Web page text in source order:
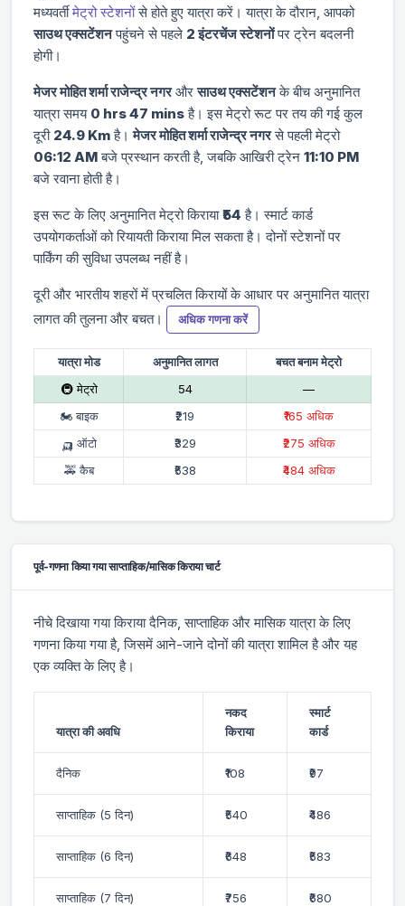
मध्यवर्तीमेट्रो स्टेशनोंसे होते हुए यात्रा करें। यात्रा के दौरान, आपको
साउथ एक्सटेंशनपहुंचने से पहले 2 इंटरचेंज स्टेशनोंपर ट्रेन बदलनी
होगी।
मे‌‌जर मोहित शर्मा राजेन्द्र नगरऔरसाउथ एक्सटेंशनके बीच अनुमानित
यात्रा समय 0 hrs 47 minsहै। इस मेट्रो रूट पर तय की गई कुल
दूरी 24.9 Kmहै।मे‌‌जर मोहित शर्मा राजेन्द्र नगरसे पहली मेट्रो
06:12 AMबजे प्रस्थान करती है, जबकि आखिरी ट्रेन 11:10 PM
बजे रवाना होती है।
इस रूट के लिए अनुमानित मेट्रो किराया₹54 है। स्मार्ट कार्ड
उपयोगकर्ताओं को रियायती किराया मिल सकता है। दोनों स्टेशनों पर
पार्किंग की सुविधा उपलब्ध नहीं है।
दूरी और भारतीय शहरों में प्रचलित किरायों के आधार पर अनुमानित यात्रा
लागत की तुलना और बचत।
अधिक गणना करें
यात्रा मोड अनुमानित लागत
बचत बनाम मेट्रो
🚇 मेट्रो
₹54
—
🏍 बाइक
₹219
₹165 अधिक
🛺 ऑटो
₹329
₹275 अधिक
🚕 कैब
₹538 ₹484 अधिक
पूर्व-गणना किया गया साप्ताहिक/मासिक किराया चार्ट
नीचे दिखाया गया किराया दैनिक, साप्ताहिक और मासिक यात्रा के लिए
गणना किया गया है, जिसमें आने-जाने दोनों की यात्रा शामिल है और यह
एक व्यक्ति के लिए है।
यात्रा की अवधि
नकद
किराया
स्मार्ट
कार्ड
दैनिक ₹108 ₹97
साप्ताहिक (5 दिन) ₹540 ₹486
साप्ताहिक (6 दिन) ₹648 ₹583
साप्ताहिक (7 दिन) ₹756 ₹680